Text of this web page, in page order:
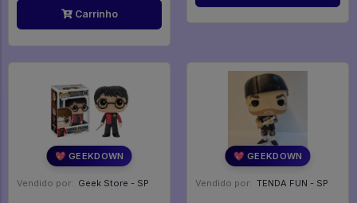
Carrinho
💖 GEEKDOWN
Vendido por: Geek Store - SP
💖 GEEKDOWN
Vendido por: TENDA FUN - SP